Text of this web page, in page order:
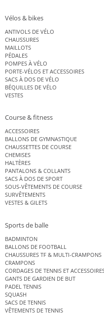
Vélos & bikes
ANTIVOLS DE VÉLO
CHAUSSURES
MAILLOTS
PÉDALES
POMPES À VÉLO
PORTE-VÉLOS ET ACCESSOIRES
SACS À DOS DE VÉLO
BÉQUILLES DE VÉLO
VESTES
Course & fitness
ACCESSOIRES
BALLONS DE GYMNASTIQUE
CHAUSSETTES DE COURSE
CHEMISES
HALTÈRES
PANTALONS & COLLANTS
SACS À DOS DE SPORT
SOUS-VÊTEMENTS DE COURSE
SURVÊTEMENTS
VESTES & GILETS
Sports de balle
BADMINTON
BALLONS DE FOOTBALL
CHAUSSURES TF & MULTI-CRAMPONS
CRAMPONS
CORDAGES DE TENNIS ET
GANTS DE GARDIEN DE BUT
PADEL TENNIS
SQUASH
SACS DE TENNIS
VÊTEMENTS DE TENNIS